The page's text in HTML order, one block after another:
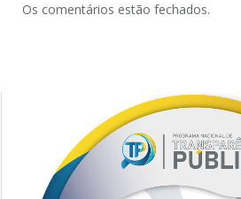
Os comentários estão fechados.